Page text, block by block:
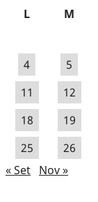
L M
4
5
11
12
18
19
25
26
« Set Nov »